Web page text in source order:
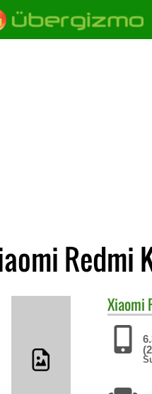
Redmi
Xiaomi